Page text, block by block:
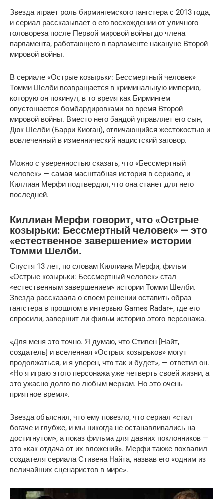
Звезда играет роль бирмингемского гангстера с 2013 года,
и сериал рассказывает о его восхождении от уличного
головореза после Первой мировой войны до члена
парламента, работающего в парламенте накануне Второй
мировой войны.
В сериале «Острые козырьки: Бессмертный человек»
Томми Шелби возвращается в криминальную империю,
которую он покинул, в то время как Бирмингем
опустошается бомбардировками во время Второй
мировой войны. Вместо него бандой управляет его сын,
Дюк Шелби (Барри Киоган), отличающийся жестокостью и
вовлеченный в изменнический нацистский заговор.
Можно с уверенностью сказать, что «Бессмертный
человек» — самая масштабная история в сериале, и
Киллиан Мерфи подтвердил, что она станет для него
последней.
Киллиан Мерфи говорит, что «Острые
козырьки: Бессмертный человек» — это
«естественное завершение» истории
Томми Шелби.
Спустя 13 лет, по словам Киллиана Мерфи, фильм
«Острые козырьки: Бессмертный человек» стал
«естественным завершением» истории Томми Шелби.
Звезда рассказала о своем решении оставить образ
гангстера в прошлом в интервью Games Radar+, где его
спросили, завершит ли фильм историю этого персонажа.
«Для меня это точно. Я думаю, что Стивен [Найт,
создатель] и вселенная «Острых козырьков» могут
продолжаться, и я уверен, что так и будет», — ответил он.
«Но я играю этого персонажа уже четверть своей жизни, а
это ужасно долго по любым меркам. Но это очень
приятное время».
Звезда объяснил, что ему повезло, что сериал «стал
богаче и глубже, и мы никогда не останавливались на
достигнутом», а показ фильма для давних поклонников —
это «как отдача от их вложений». Мерфи также похвалил
создателя сериала Стивена Найта, назвав его «одним из
величайших сценаристов в мире».